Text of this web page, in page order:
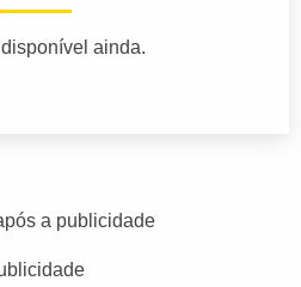
ainda.
a publicidade